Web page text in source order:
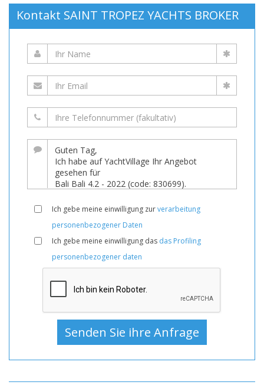
Kontakt SAINT TROPEZ YACHTS BROKER
Ich gebe meine einwilligung zurverarbeitung
personenbezogener Daten
Ich gebe meine einwilligung das das Profiling
personenbezogener daten